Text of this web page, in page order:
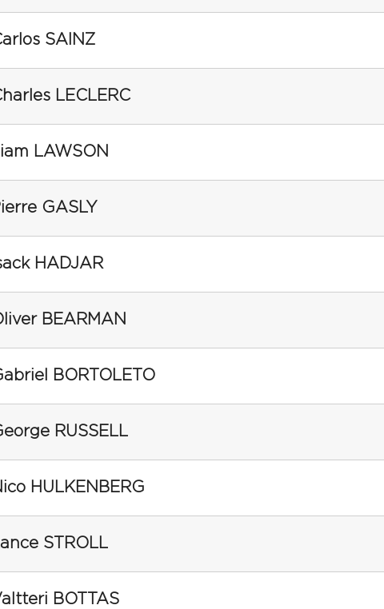
SAINZ
LECLERC
LAWSON
GASLY
HADJAR
BEARMAN
BORTOLETO
RUSSELL
HULKENBERG
STROLL
BOTTAS